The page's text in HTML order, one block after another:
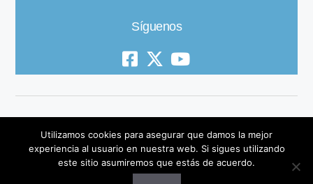
Síguenos
© 2019 All Rights Reserved
Utilizamos cookies para asegurar que damos la mejor
experiencia al usuario en nuestra web. Si sigues utilizando
este sitio asumiremos que estás de acuerdo.